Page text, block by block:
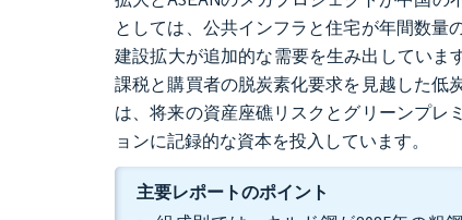
としては、公共インフラと住宅が年間数量
建設拡大が追加的な需要を生み出していま
課税と購買者の脱炭素化要求を見越した低
は、将来の資産座礁リスクとグリーンプレ
ョンに記録的な資本を投入しています。
主要レポートのポイント